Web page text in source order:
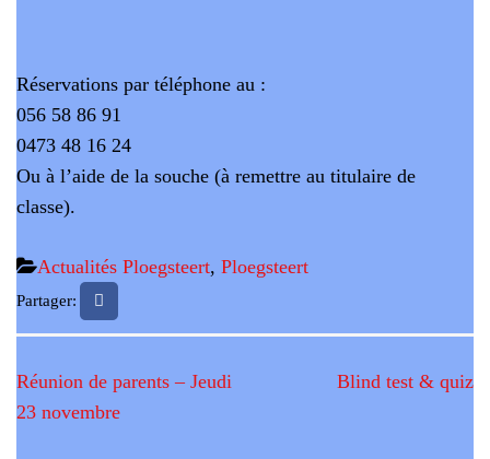
Réservations par téléphone au :
056 58 86 91
0473 48 16 24
Ou à l’aide de la souche (à remettre au titulaire de
classe).
Actualités Ploegsteert, Ploegsteert
Partager:
Navigation
de
Réunion de parents – Jeudi
23 novembre
Blind test & quiz